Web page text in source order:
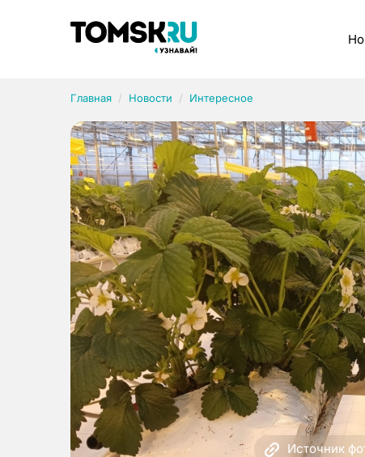
Главная Новости Интересное
Источник
Рубрики